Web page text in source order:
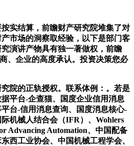
结算，前瞻财产研究院堆集了对
市场的洞察取经验，以下是部门客
演讲产物具有独一著做权，前瞻
、企业的高度承认。投资决策您必
的正轨授权。联系体例：。若是
平台-企查猫、国度企业信用消息
台-信用消息查询、国度消息核心-
机械人结合会（IFR）、Wohlers
Advancing Automation、中国配备
西工业协会、中国机械工程学会、